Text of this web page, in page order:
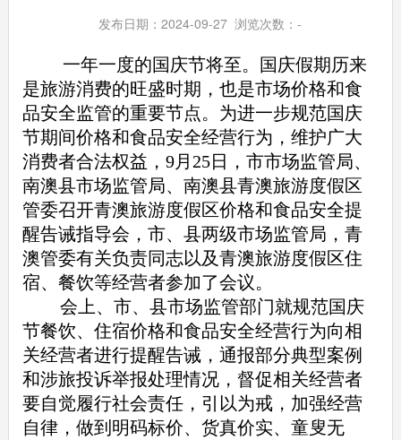
发布日期：2024-09-27 浏览次数：-
一年一度的国庆节将至。国庆假期历来
是旅游消费的旺盛时期，也是市场价格和食
品安全监管的重要节点。为进一步规范国庆
节期间价格和食品安全经营行为，维护广大
消费者合法权益，9月25日，市市场监管局、
南澳县市场监管局、南澳县青澳旅游度假区
管委召开青澳旅游度假区价格和食品安全提
醒告诫指导会，市、县两级市场监管局，青
澳管委有关负责同志以及青澳旅游度假区住
宿、餐饮等经营者参加了会议。
会上、市、县市场监管部门就规范国庆
节餐饮、住宿价格和食品安全经营行为向相
关经营者进行提醒告诫，通报部分典型案例
和涉旅投诉举报处理情况，督促相关经营者
要自觉履行社会责任，引以为戒，加强经营
自律，做到明码标价、货真价实、童叟无